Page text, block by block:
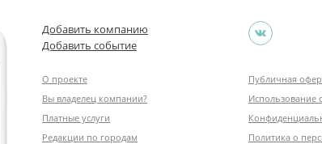
Добавить компанию
Добавить событие
О проекте
Вы владелец компании?
Платные услуги
Редакции по городам
Публичная
Использование
Политика о